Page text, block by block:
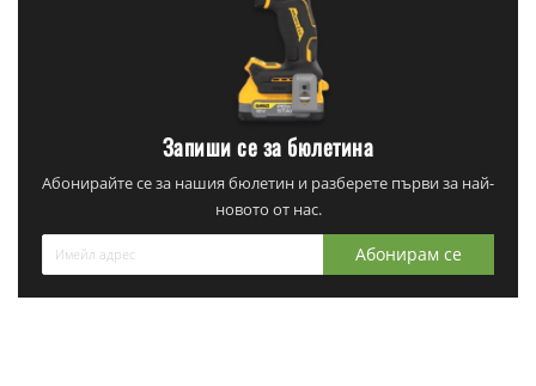
Запиши се за бюлетина
Абонирайте се за нашия бюлетин и разберете първи за най-
новото от нас.
Абонирам се